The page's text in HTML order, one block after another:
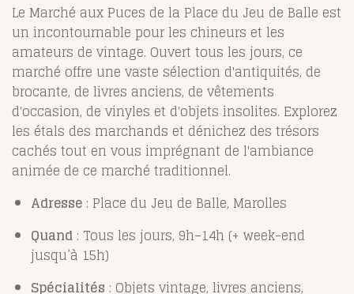
Le Marché aux Puces de la Place du Jeu de Balle est
un incontournable pour les chineurs et les
amateurs de vintage. Ouvert tous les jours, ce
marché offre une vaste sélection d'antiquités, de
brocante, de livres anciens, de vêtements
d'occasion, de vinyles et d'objets insolites. Explorez
les étals des marchands et dénichez des trésors
cachés tout en vous imprégnant de l'ambiance
animée de ce marché traditionnel.
Adresse : Place du Jeu de Balle, Marolles
Quand : Tous les jours, 9h–14h (+ week-end
jusqu’à 15h)
Spécialités : Objets vintage, livres anciens,